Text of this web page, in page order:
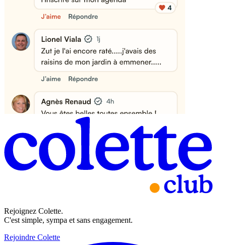
Rejoignez Colette.
C'est simple, sympa et sans engagement.
Rejoindre Colette